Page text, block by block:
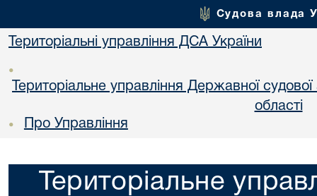
Судова влада
Територіальні управління ДСА України
•
Територіальне управління Державної судової
областi
• Про Управління
Територіальне